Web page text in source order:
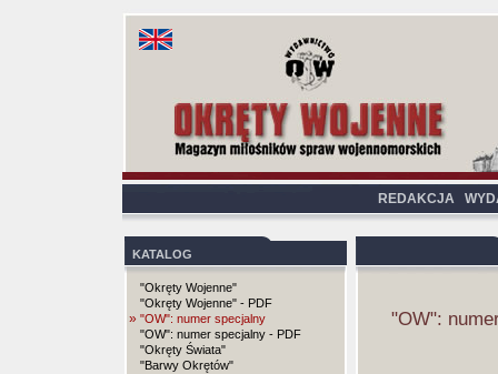
REDAKCJA
KATALOG
"Okręty Wojenne"
"Okręty Wojenne" - PDF
» "OW": numer specjalny
"OW": numer specjalny - PDF
"Okręty Świata"
"Barwy Okrętów"
"OW":